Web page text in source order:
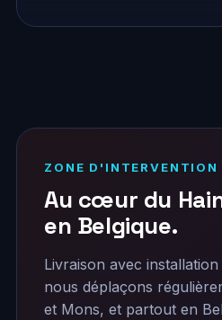
ZONE D'INTERVENTION
Au cœur du
en Belgique.
Livraison avec
nous déplaçons
et Mons, et partout en